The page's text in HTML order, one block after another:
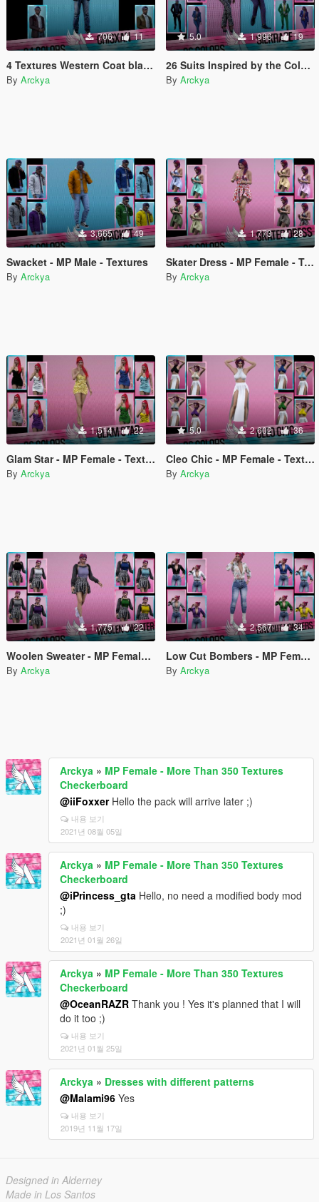
706 11
4 Textures Western Coat blazer - CRISXAN
By Arckya
5.0 1,996 19
26 Suits Inspired by the Colors of Lore Businesses - SILKRAZE
By Arckya
3,665 49
Swacket - MP Male - Textures
By Arckya
1,773 28
Skater Dress - MP Female - Textures
By Arckya
1,514 22
Glam Star - MP Female - Textures
By Arckya
5.0 2,602 36
Cleo Chic - MP Female - Textures
By Arckya
1,775 22
Woolen Sweater - MP Female - Textures
By Arckya
2,567 34
Low Cut Bombers - MP Female - Textures
By Arckya
Arckya » MP Female - More Than 350 Textures
Checkerboard
@iiFoxxerHello the pack will arrive later ;)
내용 보기
2021년 08월 05일
Arckya » MP Female - More Than 350 Textures
Checkerboard
@iPrincess_gta Hello, no need a modified body mod
;)
내용 보기
2021년 01월 26일
Arckya » MP Female - More Than 350 Textures
Checkerboard
@OceanRAZR Thank you ! Yes it's planned that I will
do it too ;)
내용 보기
2021년 01월 25일
Arckya » Dresses with different patterns
@Malami96 Yes
내용 보기
2019년 11월 17일
Designed in Alderney
Made in Los Santos